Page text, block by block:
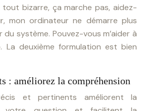
bizarre, ça marche pas, aidez-
mon ordinateur ne démarre plus
du système. Pouvez-vous m’aider à
La deuxième formulation est bien
: améliorez la compréhension
et pertinents améliorent la